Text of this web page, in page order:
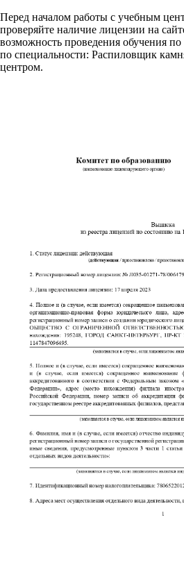
Перед началом работы с учебным
проверяйте наличие лицензии на
возможность проведения обучения
по специальности: Распиловщик
центром.